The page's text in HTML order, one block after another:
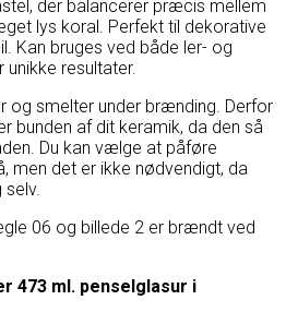
der balancerer præcis mellem
lys koral. Perfekt til dekorative
Kan bruges ved både ler- og
resultater.
og smelter under brænding. Derfor
bunden af dit keramik, da den så
Du kan vælge at påføre
men det er ikke nødvendigt, da
06 og billede 2 er brændt ved
473 ml. penselglasur i